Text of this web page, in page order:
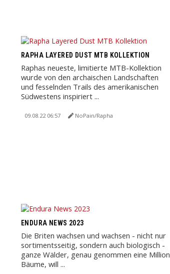
RAPHA LAYERED DUST MTB KOLLEKTION
Raphas neueste, limitierte MTB-Kollektion
wurde von den archaischen Landschaften
und fesselnden Trails des amerikanischen
Südwestens inspiriert ...
09.08.22 06:57 NoPain/Rapha
ENDURA NEWS 2023
Die Briten wachsen und wachsen - nicht nur
sortimentsseitig, sondern auch biologisch -
ganze Wälder, genau genommen eine Million
Bäume, will ...